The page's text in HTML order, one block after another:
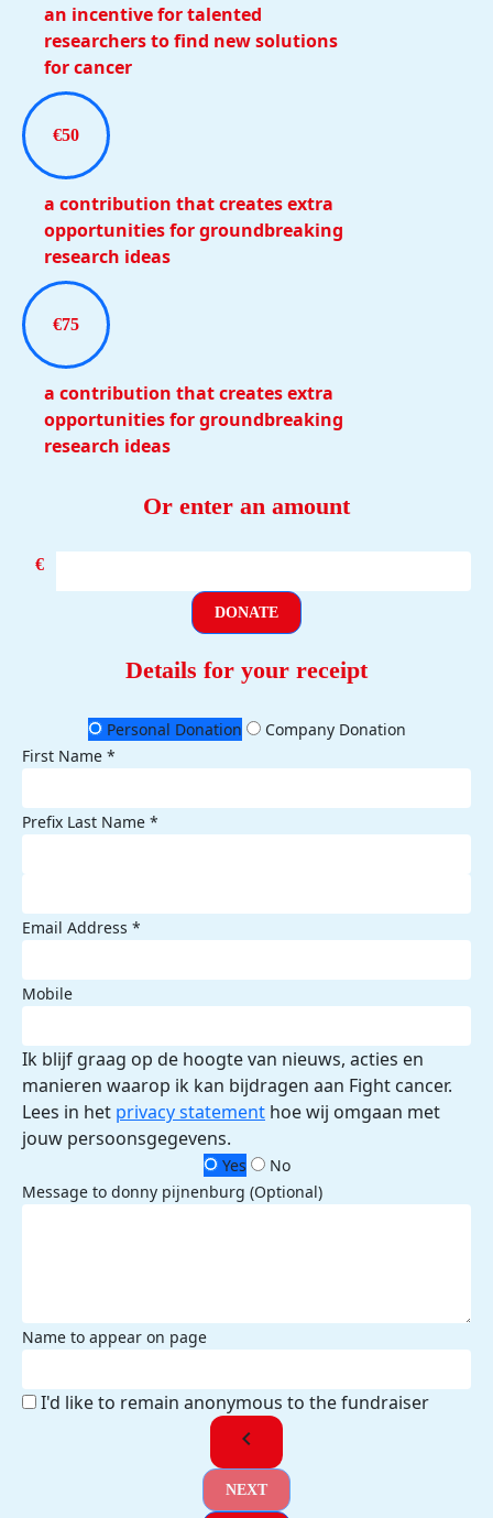
an incentive for talented
researchers to find new solutions
for cancer
€50
a contribution that creates extra
opportunities for groundbreaking
research ideas
€75
a contribution that creates extra
opportunities for groundbreaking
research ideas
Or enter an amount
€
DONATE
Details for your receipt
Personal Donation
Company Donation
First Name *
Prefix Last Name *
Email Address *
Mobile
Ik blijf graag op de hoogte van nieuws, acties en
manieren waarop ik kan bijdragen aan Fight cancer.
Lees in het privacy statement hoe wij omgaan met
jouw persoonsgegevens.
Yes
No
Message to donny pijnenburg (Optional)
Name to appear on page
I'd like to remain anonymous to the fundraiser
chevron_left
NEXT